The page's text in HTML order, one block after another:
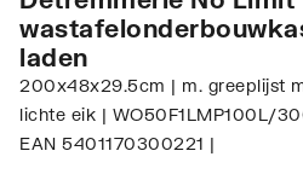
laden
200x48x29.5cm | m. greeplijst
lichte eik | WO50F1LMP100L/
EAN 5401170300221 |